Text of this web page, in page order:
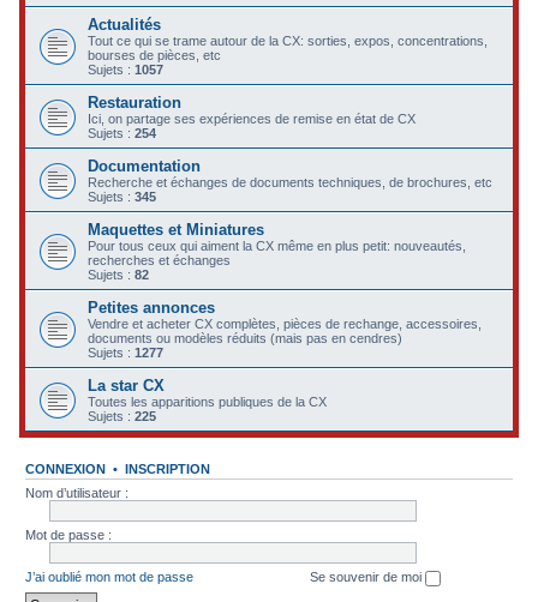
Actualités
Tout ce qui se trame autour de la CX: sorties, expos, concentrations,
bourses de pièces, etc
Sujets :1057
Restauration
Ici, on partage ses expériences de remise en état de CX
Sujets :254
Documentation
Recherche et échanges de documents techniques, de brochures, etc
Sujets :345
Maquettes et Miniatures
Pour tous ceux qui aiment la CX même en plus petit: nouveautés,
recherches et échanges
Sujets :82
Petites annonces
Vendre et acheter CX complètes, pièces de rechange, accessoires,
documents ou modèles réduits (mais pas en cendres)
Sujets :1277
La star CX
Toutes les apparitions publiques de la CX
Sujets :225
CONNEXION •INSCRIPTION
Nom d’utilisateur :
Mot de passe :
J’ai oublié mon mot de passe Se souvenir de moi